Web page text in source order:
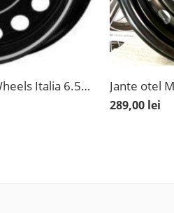
Janta otel Magnetto Wheels Italia 6.5×17 5×114.3 ET 50 Suzuki Vitara, SX 4 S-Cross
289,00 lei